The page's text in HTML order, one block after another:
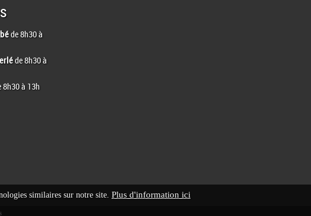
similaires sur notre site. Plus d'information ici
de 8h30 à
de 8h30 à
à 13h